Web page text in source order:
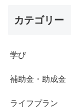
カテゴリー
学び
補助金・助成金
ライフプラン